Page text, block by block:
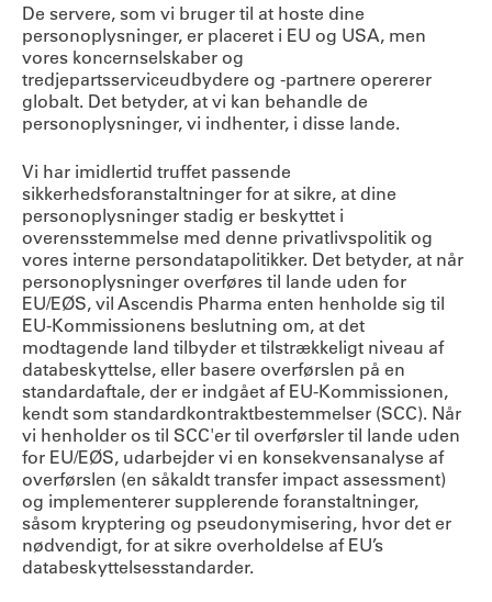
De servere, som vi bruger til at hoste dine
personoplysninger, er placeret i EU og USA, men
vores koncernselskaber og
tredjepartsserviceudbydere og -partnere opererer
globalt. Det betyder, at vi kan behandle de
personoplysninger, vi indhenter, i disse lande.
Vi har imidlertid truffet passende
sikkerhedsforanstaltninger for at sikre, at dine
personoplysninger stadig er beskyttet i
overensstemmelse med denne privatlivspolitik og
vores interne persondatapolitikker. Det betyder, at når
personoplysninger overføres til lande uden for
EU/EØS, vil Ascendis Pharma enten henholde sig til
EU-Kommissionens beslutning om, at det
modtagende land tilbyder et tilstrækkeligt niveau af
databeskyttelse, eller basere overførslen på en
standardaftale, der er indgået af EU-Kommissionen,
kendt som standardkontraktbestemmelser (SCC). Når
vi henholder os til SCC'er til overførsler til lande uden
for EU/EØS, udarbejder vi en konsekvensanalyse af
overførslen (en såkaldt transfer impact assessment)
og implementerer supplerende foranstaltninger,
såsom kryptering og pseudonymisering, hvor det er
nødvendigt, for at sikre overholdelse af EU’s
databeskyttelsesstandarder.